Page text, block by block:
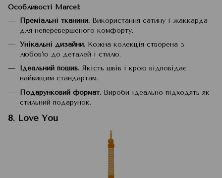
Особливості Marcel:
Преміальні тканини. Використання сатину і жаккарда
для неперевершеного комфорту.
Унікальні дизайни. Кожна колекція створена з
любов’ю до деталей і стилю.
Ідеальний пошив. Якість швів і крою відповідає
найвищим стандартам.
Подарунковий формат. Вироби ідеально підходять як
стильний подарунок.
8. Love You